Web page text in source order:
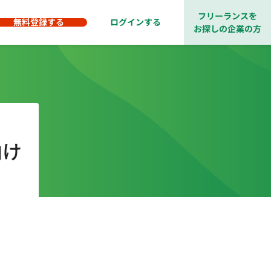
無料登録する ログインする
フリーランスを
お探しの企業の方